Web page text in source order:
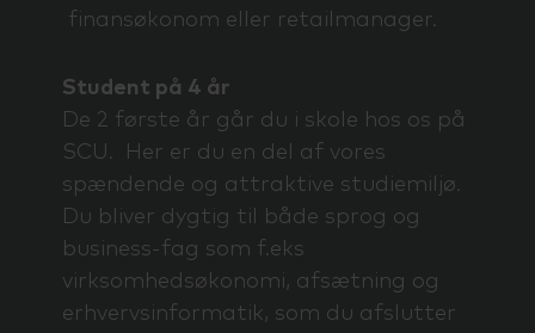
finansøkonom eller retailmanager.
Student på 4 år
De 2 første år går du i skole hos os på
SCU. Her er du en del af vores
spændende og attraktive studiemiljø.
Du bliver dygtig til både sprog og
business-fag som f.eks
virksomhedsøkonomi, afsætning og
erhvervsinformatik, som du afslutter